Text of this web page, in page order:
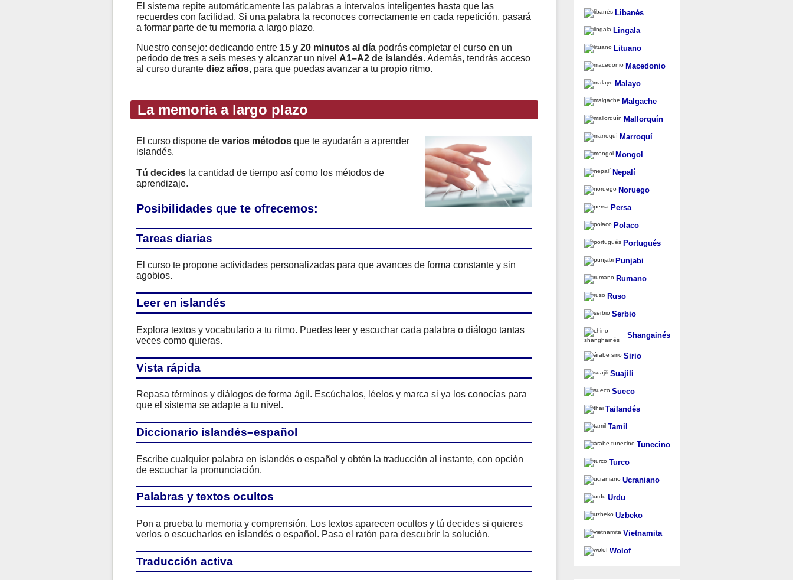
El sistema repite automáticamente las palabras a intervalos inteligentes hasta que las
recuerdes con facilidad. Si una palabra la reconoces correctamente en cada repetición, pasará
a formar parte de tu memoria a largo plazo.
Nuestro consejo: dedicando entre 15 y 20 minutos al díapodrás completar el curso en un
periodo de tres a seis meses y alcanzar un nivel A1–A2 de islandés. Además, tendrás acceso
al curso durante diez años, para que puedas avanzar a tu propio ritmo.
La memoria a largo plazo
El curso dispone de varios métodosque te ayudarán a aprender
islandés.
Tú decidesla cantidad de tiempo así como los métodos de
aprendizaje.
Posibilidades que te ofrecemos:
Tareas diarias
El curso te propone actividades personalizadas para que avances de forma constante y sin
agobios.
Leer en islandés
Explora textos y vocabulario a tu ritmo. Puedes leer y escuchar cada palabra o diálogo tantas
veces como quieras.
Vista rápida
Repasa términos y diálogos de forma ágil. Escúchalos, léelos y marca si ya los conocías para
que el sistema se adapte a tu nivel.
Diccionario islandés–español
Escribe cualquier palabra en islandés o español y obtén la traducción al instante, con opción
de escuchar la pronunciación.
Palabras y textos ocultos
Pon a prueba tu memoria y comprensión. Los textos aparecen ocultos y tú decides si quieres
verlos o escucharlos en islandés o español. Pasa el ratón para descubrir la solución.
Traducción activa
Libanés
Lingala
Lituano
Macedonio
Malayo
Malgache
Mallorquín
Marroquí
Mongol
Nepalí
Noruego
Persa
Polaco
Portugués
Punjabi
Rumano
Ruso
Serbio
Shangainés
Sirio
Suajili
Sueco
Tailandés
Tamil
Tunecino
Turco
Ucraniano
Urdu
Uzbeko
Vietnamita
Wolof